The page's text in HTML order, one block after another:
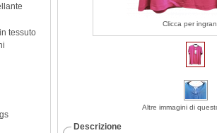
tessuto
Clicca per
Altre immagini di
Descrizione